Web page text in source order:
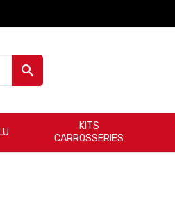

KITS
CARROSSERIES